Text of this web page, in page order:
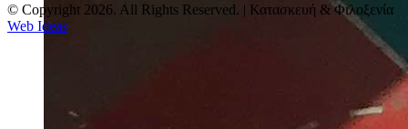
© Copyright 2026. All Rights Reserved. | Κατασκευή & Φιλοξενία
Web Ideas